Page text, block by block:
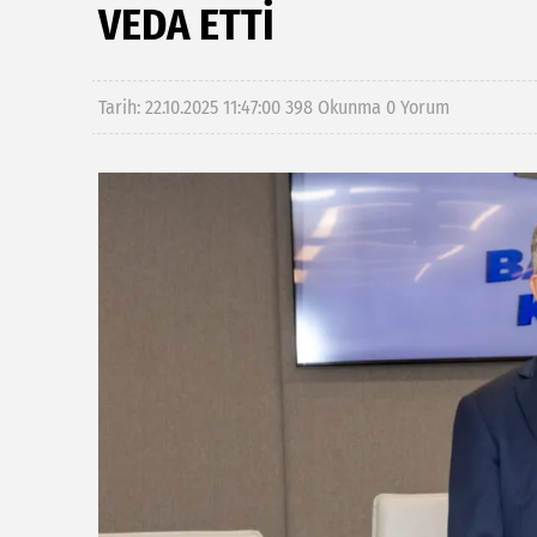
VEDA ETTI
Tarih: 22.10.2025 11:47:00 398 Okunma 0 Yorum